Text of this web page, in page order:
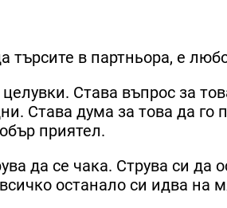
търсите в партньора, е
Става въпрос за
Става дума за това да го
приятел.
да се чака. Струва си да
останало си идва на